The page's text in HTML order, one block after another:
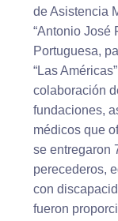
de Asistencia
“Antonio José
Portuguesa,
“Las
colaboración
fundaciones,
médicos que
se entregaron
perecederos,
con
fueron